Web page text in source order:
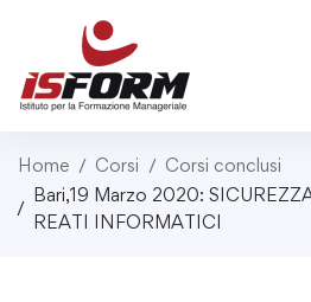
Home Corsi
Corsi conclusi
Bari,19 Marzo 2020:
REATI INFORMATICI